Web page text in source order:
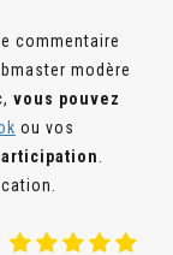
commentaire
modère
vous pouvez
ou vos